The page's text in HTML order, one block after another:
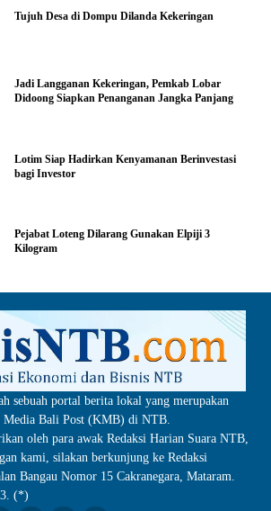
Tujuh Desa di Dompu Dilanda Kekeringan
Jadi Langganan Kekeringan, Pemkab Lobar
Didoong Siapkan Penanganan Jangka Panjang
Lotim Siap Hadirkan Kenyamanan Berinvestasi
bagi Investor
Pejabat Loteng Dilarang Gunakan Elpiji 3
Kilogram
sebuah portal berita lokal yang merupakan
Media Bali Post (KMB) di NTB.
oleh para awak Redaksi Harian Suara NTB,
kami, silakan berkunjung ke Redaksi
Bangau Nomor 15 Cakranegara, Mataram.
(*)